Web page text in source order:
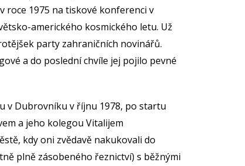
roce 1975 na tiskové konferenci v
amerického kosmického letu. Už
party zahraničních novinářů.
a do poslední chvíle jej pojilo pevné
v Dubrovníku v říjnu 1978, po startu
a jeho kolegou Vitalijem
kdy oni zvědavě nakukovali do
plně zásobeného řeznictví) s běžnými